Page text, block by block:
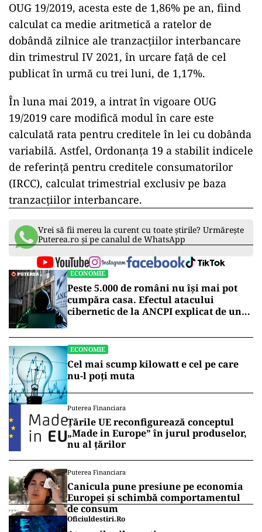
OUG 19/2019, acesta este de 1,86% pe an, fiind
calculat ca medie aritmetică a ratelor de
dobândă zilnice ale tranzacţiilor interbancare
din trimestrul IV 2021, în urcare faţă de cel
publicat în urmă cu trei luni, de 1,17%.
În luna mai 2019, a intrat în vigoare OUG
19/2019 care modifică modul în care este
calculată rata pentru creditele în lei cu dobânda
variabilă. Astfel, Ordonanţa 19 a stabilit indicele
de referinţă pentru creditele consumatorilor
(IRCC), calculat trimestrial exclusiv pe baza
tranzacţiilor interbancare.
Vrei să fii mereu la curent cu toate știrile? Urmărește
Puterea.ro și pe canalul de WhatsApp
ECONOMIE
Peste 5.000 de români nu își mai pot
cumpăra casa. Efectul atacului
cibernetic de la ANCPI explicat de un
ECONOMIE
Cel mai scump kilowatt e cel pe care
nu-l poți muta
Puterea Financiara
Țările UE reconfigurează conceptul
„Made in Europe” în jurul produselor,
nu al țărilor
Puterea Financiara
Canicula pune presiune pe economia
Europei și schimbă comportamentul
de consum
Oficiuldestiri.ro